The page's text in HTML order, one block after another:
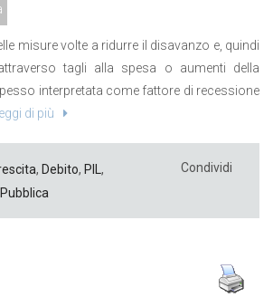
misure volte a ridurre il disavanzo e, quindi
tagli alla spesa o aumenti della
interpretata come fattore di recessione
di più
, Debito, PIL ,
Condividi